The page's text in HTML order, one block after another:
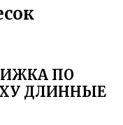
ПО
ДЛИННЫЕ